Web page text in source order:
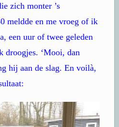
zich monter ’s
meldde en me vroeg of ik
een uur of twee geleden
droogjes. ‘Mooi, dan
hij aan de slag. En voilà,